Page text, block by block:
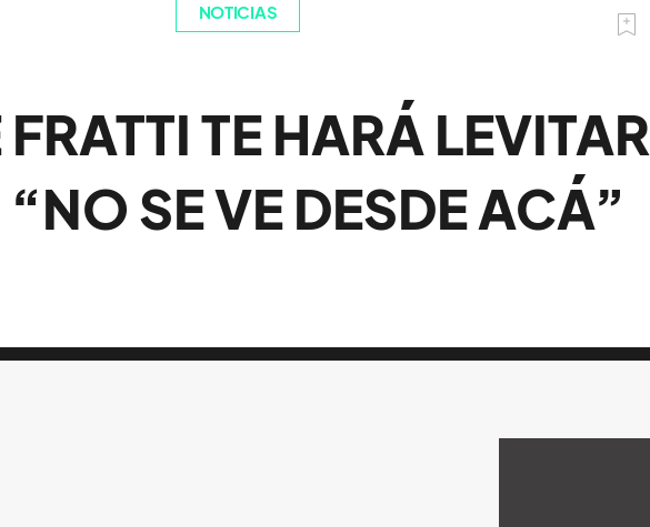
NOTICIAS
TE HARÁ LEVITAR
SE VE DESDE ACÁ”